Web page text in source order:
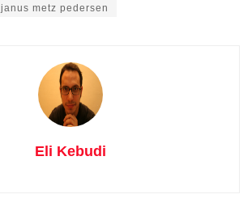
janus metz pedersen
Eli Kebudi